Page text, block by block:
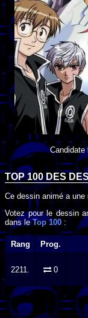
Candidate
TOP 100 DES
Ce dessin animé a une
Votez pour le dessin
dans leTop 100 :
Rang Prog.
2211. 0